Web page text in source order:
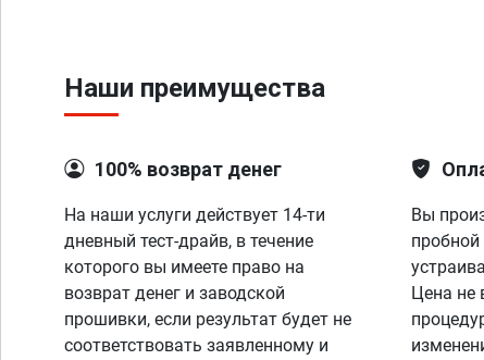
Наши преимущества
100% возврат денег
На наши услуги действует 14-ти
дневный тест-драйв, в течение
которого вы имеете право на
возврат денег и заводской
прошивки, если результат будет не
соответствовать заявленному и
Вы
пробной
Цена не